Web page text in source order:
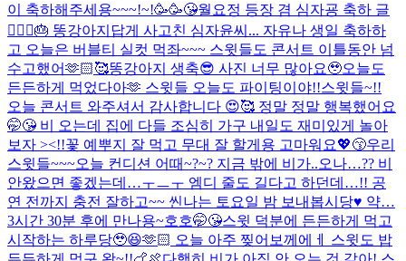
이 축하해주세용~~~!~!🥳🥳😘월요정 등장 겸 심자굥 축하 글
🧚🏻‍♀️🎂 똥강아지답게 사고친 심자윤씨... 자유나 생일 축하하
고 오늘은 버블티 실컷 먹좌~~~ 스윗들도 콘서트 이틀동안 넘
수고했어🫶🏻🥰똥강아지 생축😎 사진 너무 많아요🥹오늘도
든든하게 먹었다아🫶 스윗들 오늘도 파이팅이야!!스윗들~!!
오늘 콘서트 와주셔서 감사합니다 😍🥰 정말 정말 행복했어요
🤭😘 비 오는데 집에 다들 조심히 가구 내일도 재미있게 놀아
보자 ><!!꽃 예뿌지 잘 먹고 무대 잘 할게용 고마워요💖😙우리
스윗들~~~오늘 컨디션 어때~?~? 지금 밖에 비가..오나…?? 비
안왔으면 좋겠는데…ㅜㅡㅜ 엠디 줄도 길다고 하던데…!! 공
연 전까지 충전 잘하고~~ 씬나는 토요일 밤 보내봅시당♥️ 약…
3시간 30분 후에 만나용~호호🤭😘스윗 덕분에 든든하게 먹고
시작하는 하루당🥹😆🫶🏻 오늘 아주 찢어보께에ㅔ 스윗도 밥